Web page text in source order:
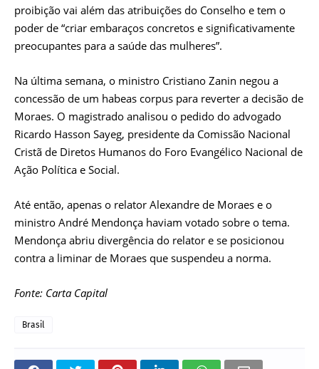
proibição vai além das atribuições do Conselho e tem o
poder de “criar embaraços concretos e significativamente
preocupantes para a saúde das mulheres”.
Na última semana, o ministro Cristiano Zanin negou a
concessão de um habeas corpus para reverter a decisão de
Moraes. O magistrado analisou o pedido do advogado
Ricardo Hasson Sayeg, presidente da Comissão Nacional
Cristã de Diretos Humanos do Foro Evangélico Nacional de
Ação Política e Social.
Até então, apenas o relator Alexandre de Moraes e o
ministro André Mendonça haviam votado sobre o tema.
Mendonça abriu divergência do relator e se posicionou
contra a liminar de Moraes que suspendeu a norma.
Fonte: Carta Capital
Brasil